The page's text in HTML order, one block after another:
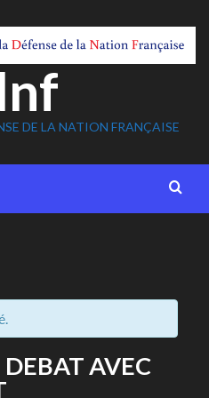
DE LA NATION FRANÇAISE
AVEC